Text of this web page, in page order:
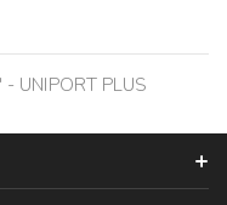
UNIPORT PLUS